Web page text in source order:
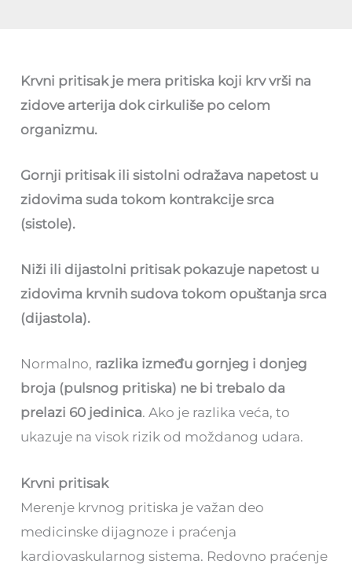
Krvni pritisak je mera pritiska koji krv vrši na
zidove arterija dok cirkuliše po celom
organizmu.
Gornji pritisak ili sistolni odražava napetost u
zidovima suda tokom kontrakcije srca
(sistole).
Niži ili dijastolni pritisak pokazuje napetost u
zidovima krvnih sudova tokom opuštanja srca
(dijastola).
Normalno, razlika između gornjeg i donjeg
broja (pulsnog pritiska) ne bi trebalo da
prelazi 60 jedinica. Ako je razlika veća, to
ukazuje na visok rizik od moždanog udara.
Krvni pritisak
Merenje krvnog pritiska je važan deo
medicinske dijagnoze i praćenja
kardiovaskularnog sistema. Redovno praćenje